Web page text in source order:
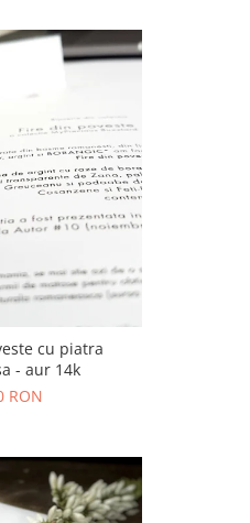
cu piatra
- aur 14k
RON